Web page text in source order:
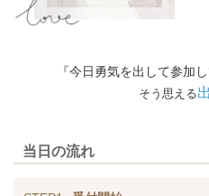
『今日勇気を出して参加
そう思える
当日の流れ